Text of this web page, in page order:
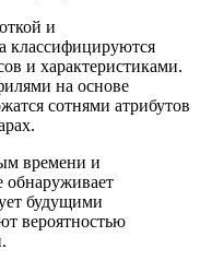
и
классифицируются
и характеристиками.
на основе
сотнями атрибутов
времени и
обнаруживает
будущими
вероятностью